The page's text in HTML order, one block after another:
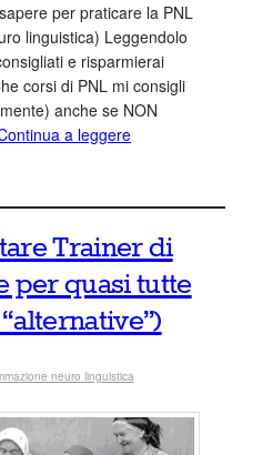
per praticare la PNL
linguistica) Leggendolo
e risparmierai
corsi di PNL mi consigli
anche se NON
a leggere
Trainer di
per quasi tutte
neuro linguistica